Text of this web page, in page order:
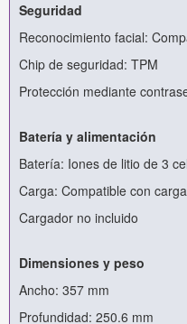
Seguridad
Reconocimiento facial:
Chip de seguridad: TPM
Protección mediante
Batería y alimentación
Batería: Iones de litio de 3
Carga: Compatible con
Cargador no incluido
Dimensiones y peso
Ancho: 357 mm
Profundidad: 250.6 mm